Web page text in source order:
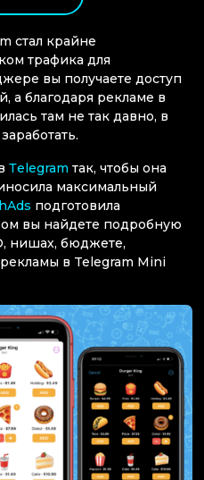
стал крайне
трафика для
вы получаете доступ
а благодаря рекламе в
там не так давно, в
Тelegram так, чтобы она
максимальный
подготовила
вы найдете подробную
нишах, бюджете,
в Telegram Mini